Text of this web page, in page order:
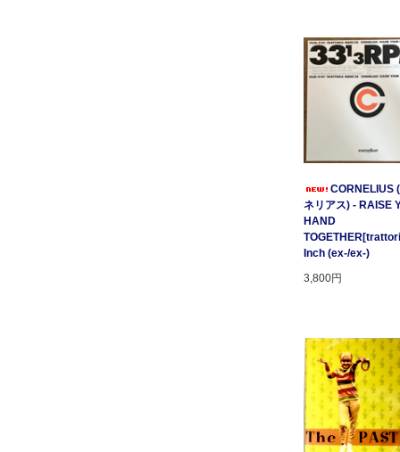
CORNELIUS
ネリアス) - RAISE
HAND
Inch (ex-/ex-)
3,800円